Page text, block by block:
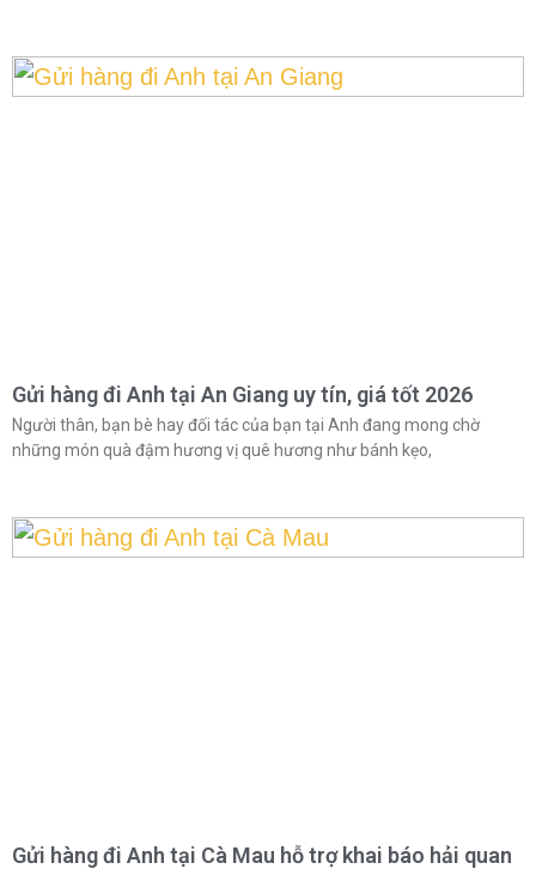
Gửi hàng đi Anh tại An Giang uy tín, giá tốt 2026
Người thân, bạn bè hay đối tác của bạn tại Anh đang mong chờ
những món quà đậm hương vị quê hương như bánh kẹo,
Gửi hàng đi Anh tại Cà Mau hỗ trợ khai báo hải quan